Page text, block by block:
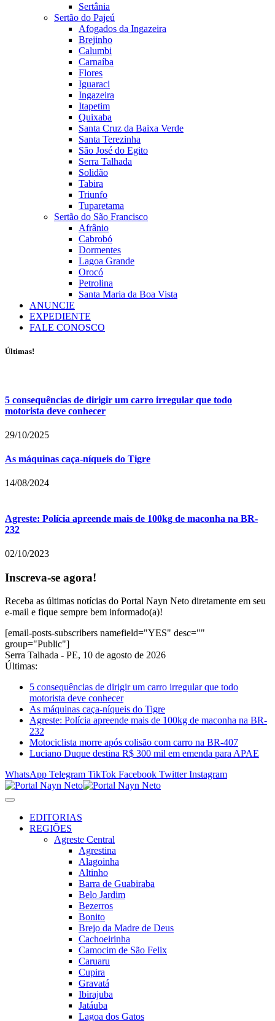
Sertânia
Sertão do Pajeú
Afogados da Ingazeira
Brejinho
Calumbi
Carnaíba
Flores
Iguaraci
Ingazeira
Itapetim
Quixaba
Santa Cruz da Baixa Verde
Santa Terezinha
São José do Egito
Serra Talhada
Solidão
Tabira
Triunfo
Tuparetama
Sertão do São Francisco
Afrânio
Cabrobó
Dormentes
Lagoa Grande
Orocó
Petrolina
Santa Maria da Boa Vista
ANUNCIE
EXPEDIENTE
FALE CONOSCO
Últimas!
5 consequências de dirigir um carro irregular que todo
motorista deve conhecer
29/10/2025
As máquinas caça-níqueis do Tigre
14/08/2024
Agreste: Polícia apreende mais de 100kg de maconha na BR-
232
02/10/2023
Inscreva-se agora!
Receba as últimas notícias do Portal Nayn Neto diretamente em seu
e-mail e fique sempre bem informado(a)!
[email-posts-subscribers namefield="YES" desc=""
group="Public"]
Serra Talhada - PE, 10 de agosto de 2026
Últimas:
5 consequências de dirigir um carro irregular que todo
motorista deve conhecer
As máquinas caça-níqueis do Tigre
Agreste: Polícia apreende mais de 100kg de maconha na BR-
232
Motociclista morre após colisão com carro na BR-407
Luciano Duque destina R$ 300 mil em emenda para APAE
WhatsApp Telegram TikTok Facebook Twitter Instagram
EDITORIAS
REGIÕES
Agreste Central
Agrestina
Alagoinha
Altinho
Barra de Guabiraba
Belo Jardim
Bezerros
Bonito
Brejo da Madre de Deus
Cachoeirinha
Camocim de São Felix
Caruaru
Cupira
Gravatá
Ibirajuba
Jatáuba
Lagoa dos Gatos